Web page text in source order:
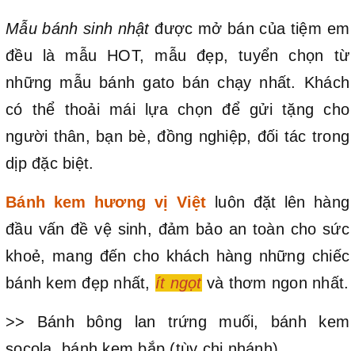
Mẫu bánh sinh nhậtđược mở bán của tiệm em
đều là mẫu HOT, mẫu đẹp, tuyển chọn từ
những mẫu bánh gato bán chạy nhất. Khách
có thể thoải mái lựa chọn để gửi tặng cho
người thân, bạn bè, đồng nghiệp, đối tác trong
dịp đặc biệt.
Bánh kem hương vị Việt luôn đặt lên hàng
đầu vấn đề vệ sinh, đảm bảo an toàn cho sức
khoẻ, mang đến cho khách hàng những chiếc
bánh kem đẹp nhất, ít ngọt và thơm ngon nhất.
>> Bánh bông lan trứng muối, bánh kem